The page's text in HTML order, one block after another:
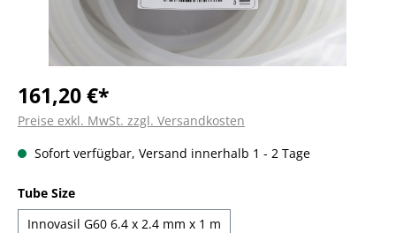
161,20 €*
Preise exkl. MwSt. zzgl. Versandkosten
Sofort verfügbar, Versand innerhalb 1 - 2 Tage
Tube Sizeauswählen
Innovasil G60 6.4 x 2.4 mm x 1 m